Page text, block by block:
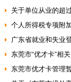
关于单位从业的超
个人所得税专项附
广东省就业和失业
东莞市“优才卡”相
东莞市优才卡管理